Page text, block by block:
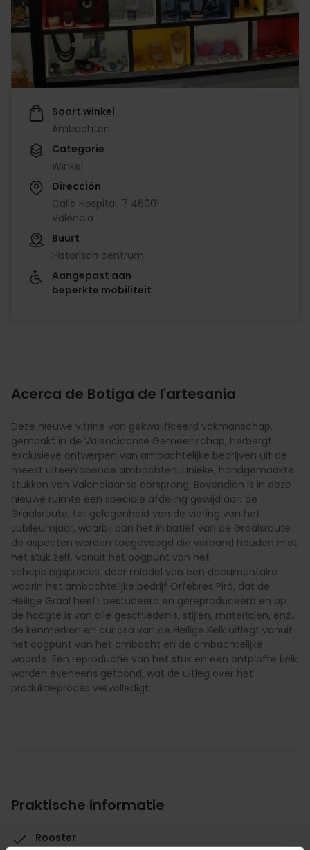
Soort winkel
Ambachten
Categorie
Winkel
Dirección
Calle Hospital, 7 46001
València
Buurt
Historisch centrum
Aangepast aan
beperkte mobiliteit
Acerca de Botiga de l'artesania
Deze nieuwe vitrine van gekwalificeerd vakmanschap,
gemaakt in de Valenciaanse Gemeenschap, herbergt
exclusieve ontwerpen van ambachtelijke bedrijven uit de
meest uiteenlopende ambachten. Unieke, handgemaakte
stukken van Valenciaanse oorsprong. Bovendien is in deze
nieuwe ruimte een speciale afdeling gewijd aan de
Graalsroute, ter gelegenheid van de viering van het
Jubileumjaar, waarbij aan het initiatief van de Graalsroute
de aspecten worden toegevoegd die verband houden met
het stuk zelf, vanuit het oogpunt van het
scheppingsproces, door middel van een documentaire
waarin het ambachtelijke bedrijf Orfebres Piró, dat de
Heilige Graal heeft bestudeerd en gereproduceerd en op
de hoogte is van alle geschiedenis, stijlen, materialen, enz.,
de kenmerken en curiosa van de Heilige Kelk uitlegt vanuit
het oogpunt van het ambacht en de ambachtelijke
waarde. Een reproductie van het stuk en een ontplofte kelk
worden eveneens getoond, wat de uitleg over het
produktieproces vervolledigt.
Praktische informatie
Rooster